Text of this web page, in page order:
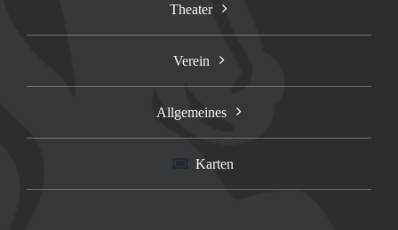
Theater
Verein
Allgemeines
Karten